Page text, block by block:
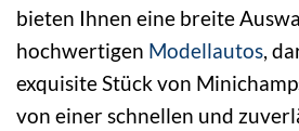
bieten Ihnen eine breite
hochwertigen Modellautos,
exquisite Stück von
von einer schnellen und